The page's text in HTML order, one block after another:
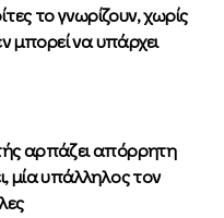
το γνωρίζουν, χωρίς
μπορεί να υπάρχει
αρπάζει απόρρητη
μία υπάλληλος τον